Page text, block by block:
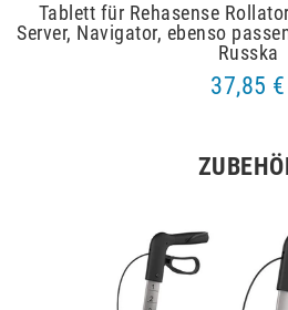
Tablett für Rehasense
Server, Navigator, ebenso
Russka
37,85 €